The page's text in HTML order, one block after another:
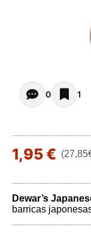
Opiniones de
0 1
1,95 €
Dewar’s
barricas